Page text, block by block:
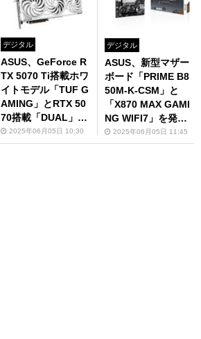
デジタル
ASUS、GeForce R
TX 5070 Ti搭載ホワ
イトモデル「TUF G
AMING」とRTX 50
70搭載「DUAL」シ
リーズを発表！6月6
日発売
2025年06月05日 10:30
デジタル
ASUS、新型マザー
ボード「PRIME B8
50M-K-CSM」と
「X870 MAX GAMI
NG WIFI7」を発
表 AMD B850/X87
0チップセット搭載
2025年06月05日 11:45